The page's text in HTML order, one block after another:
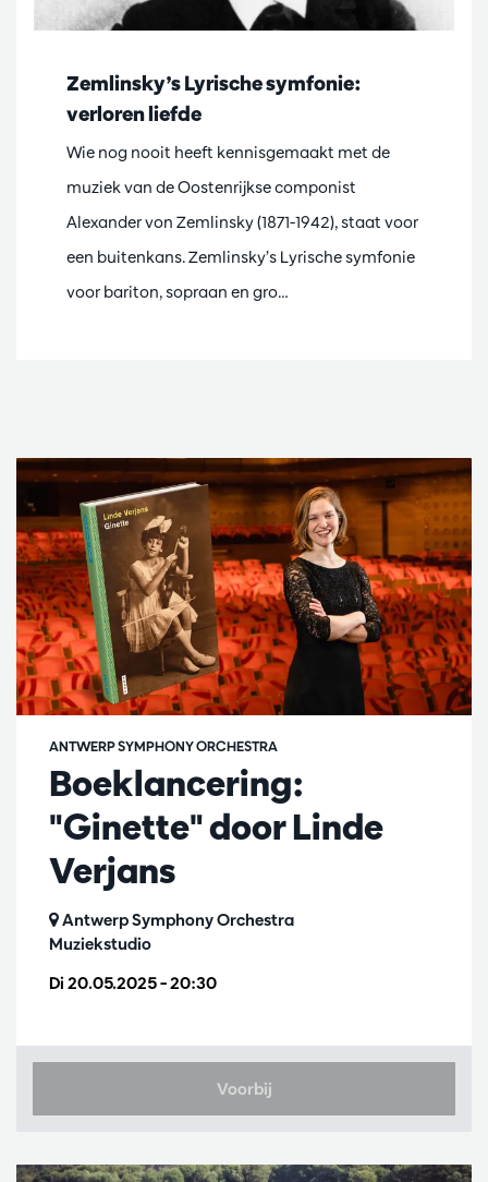
Zemlinsky’s Lyrische symfonie:
verloren liefde
Wie nog nooit heeft kennisgemaakt met de
muziek van de Oostenrijkse componist
Alexander von Zemlinsky (1871-1942), staat voor
een buitenkans. Zemlinsky’s Lyrische symfonie
voor bariton, sopraan en gro…
Boeklancering:
"Ginette" door Linde
Verjans
ANTWERP SYMPHONY ORCHESTRA
Di 20.05.2025– 20:30
Antwerp Symphony Orchestra
Muziekstudio
Voorbij